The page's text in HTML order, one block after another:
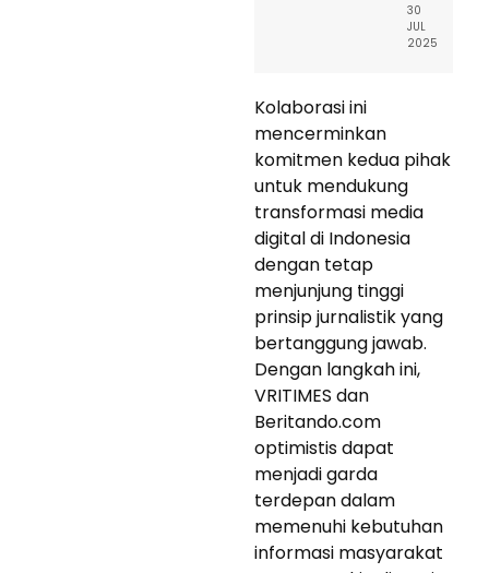
30
JUL
2025
Kolaborasi ini
mencerminkan
komitmen kedua pihak
untuk mendukung
transformasi media
digital di Indonesia
dengan tetap
menjunjung tinggi
prinsip jurnalistik yang
bertanggung jawab.
Dengan langkah ini,
VRITIMES dan
Beritando.com
optimistis dapat
menjadi garda
terdepan dalam
memenuhi kebutuhan
informasi masyarakat